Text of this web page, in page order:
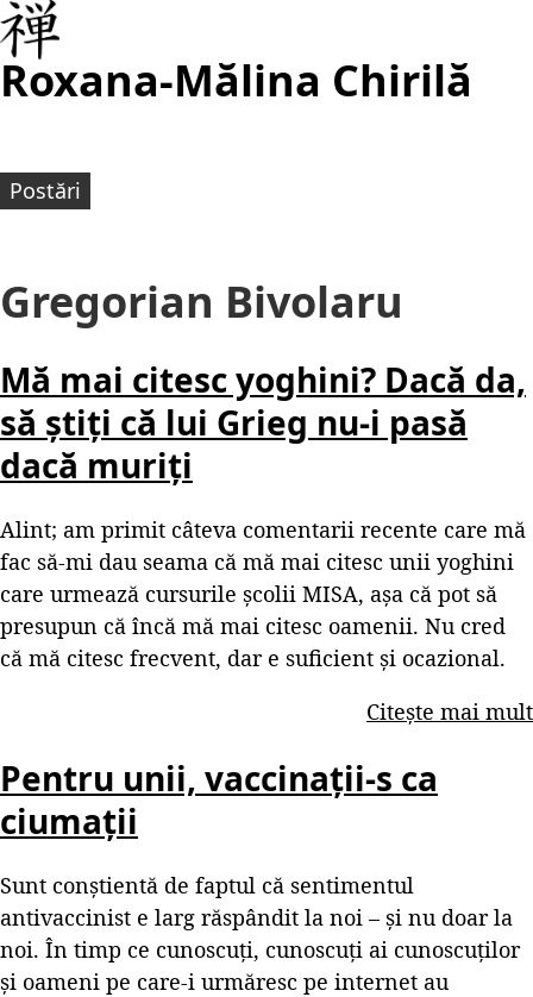
Roxana-Mălina Chirilă
Postări
Gregorian Bivolaru
Mă mai citesc yoghini? Dacă da,
să știți că lui Grieg nu-i pasă
dacă muriți
Alint; am primit câteva comentarii recente care mă
fac să-mi dau seama că mă mai citesc unii yoghini
care urmează cursurile școlii MISA, așa că pot să
presupun că încă mă mai citesc oamenii. Nu cred
că mă citesc frecvent, dar e suficient și ocazional.
Citește mai mult
Pentru unii, vaccinații-s ca
ciumații
Sunt conștientă de faptul că sentimentul
antivaccinist e larg răspândit la noi – și nu doar la
noi. În timp ce cunoscuți, cunoscuți ai cunoscuților
și oameni pe care-i urmăresc pe internet au